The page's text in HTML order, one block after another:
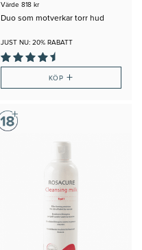
Värde 818 kr
Duo som motverkar torr hud
JUST NU: 20% RABATT
KÖP +